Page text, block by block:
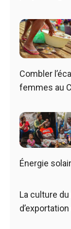
Combler
femmes au
Énergie
La culture